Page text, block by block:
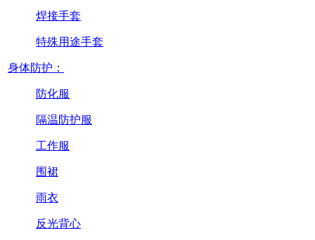
焊接手套
特殊用途手套
身体防护：
防化服
隔温防护服
工作服
围裙
雨衣
反光背心